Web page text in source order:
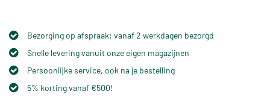
Bezorging op afspraak: vanaf 2 werkdagen bezorgd
Snelle levering vanuit onze eigen magazijnen
Persoonlijke service, ook na je bestelling
5% korting vanaf €500!